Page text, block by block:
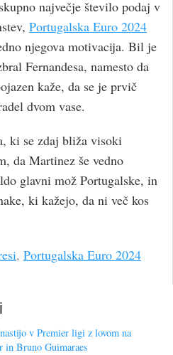
največje število podaj v
Portugalska Euro 2024
njegova motivacija. Bil je
Fernandesa, namesto da
kaže, da se je prvič
dvom vase.
ki se zdaj bliža visoki
da Martinez še vedno
glavni mož Portugalske, in
ki kažejo, da ni več kos
, Portugalska Euro 2024
v Premier ligi z lovom na
in Bruno Guimaraes